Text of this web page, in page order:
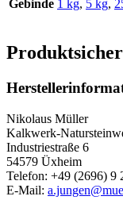
Gebinde 1 kg, 5 kg,
Nikolaus Müller
Kalkwerk-
Industriestraße 6
54579 Üxheim
Telefon: +49 (2696) 9
E-Mail: